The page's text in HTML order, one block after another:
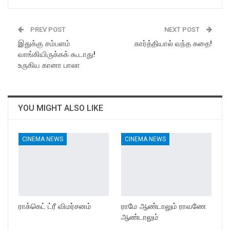
PREV POST
இதுக்கு சம்பளம்
வாங்கியிருக்கக் கூடாது!
உருகிய கானா பாலா
NEXT POST
கார்த்தியால் வந்த கதை!
YOU MIGHT ALSO LIKE
CINEMA NEWS
ராக்கெட் ட்ரீ விமர்சனம்
CINEMA NEWS
ராமே ஆண்டாலும் ராவணே
ஆண்டாலும்